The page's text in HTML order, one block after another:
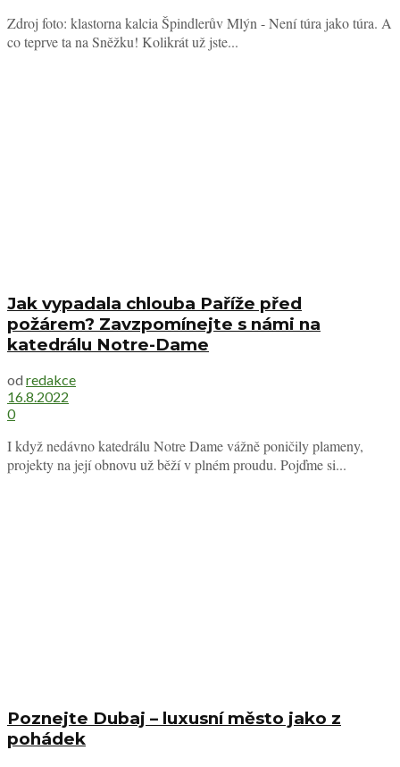
Zdroj foto: klastorna kalcia Špindlerův Mlýn - Není túra jako túra. A
co teprve ta na Sněžku! Kolikrát už jste...
Jak vypadala chlouba Paříže před
požárem? Zavzpomínejte s námi na
katedrálu Notre-Dame
od redakce
16.8.2022
0
I když nedávno katedrálu Notre Dame vážně poničily plameny,
projekty na její obnovu už běží v plném proudu. Pojďme si...
Poznejte Dubaj – luxusní město jako z
pohádek